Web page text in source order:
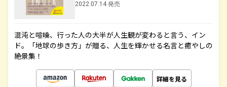
2022.07.14 発売
混沌と喧噪、行った人の大半が人生観が変わると言う、イン
ド。「地球の歩き方」が贈る、人生を輝かせる名言と癒やしの
絶景集！
詳細を見る